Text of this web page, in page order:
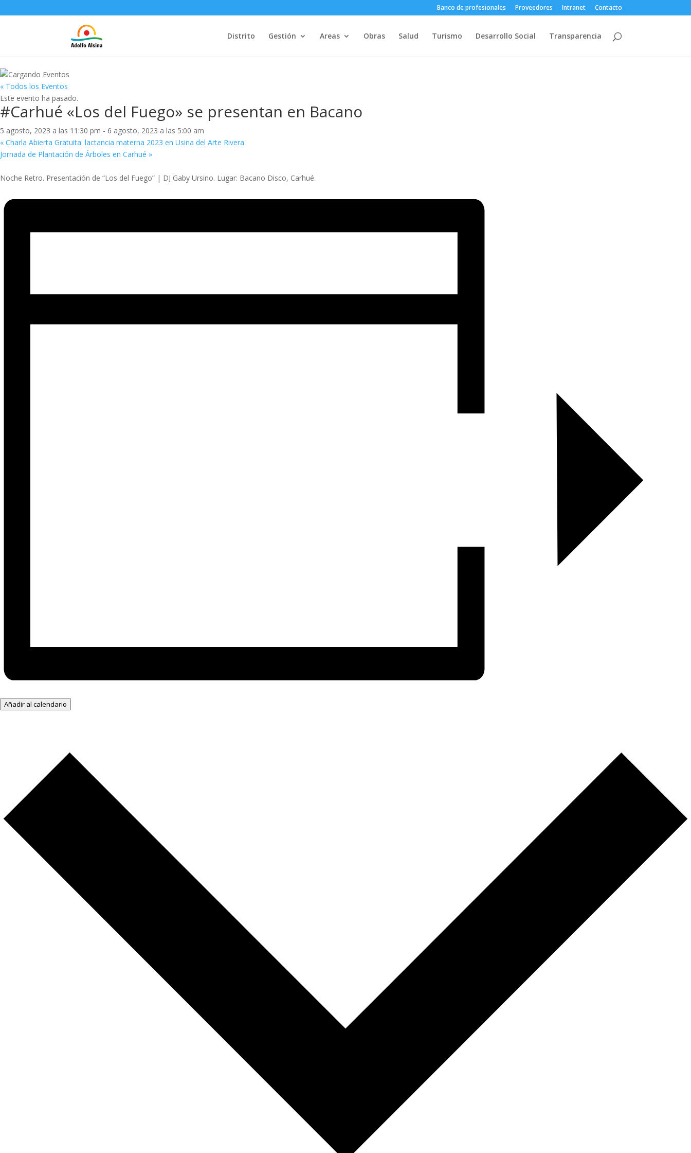
Banco de profesionales Proveedores Intranet Contacto
Distrito Gestión Areas Obras Salud Turismo Desarrollo Social Transparencia
« Todos los Eventos
Este evento ha pasado.
#Carhué «Los del Fuego» se presentan en Bacano
5 agosto, 2023 a las 11:30 pm - 6 agosto, 2023 a las 5:00 am
« Charla Abierta Gratuita: lactancia materna 2023 en Usina del Arte Rivera
Jornada de Plantación de Árboles en Carhué »
Noche Retro. Presentación de “Los del Fuego” | DJ Gaby Ursino. Lugar: Bacano Disco, Carhué.
Añadir al calendario